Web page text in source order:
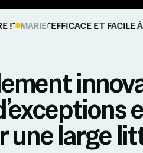
MARIE"EFFICACE ET FACILE À
une large